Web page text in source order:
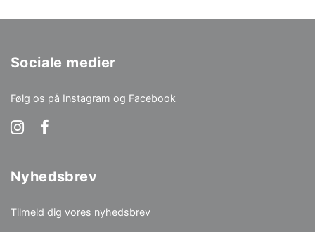
Sociale medier
Følg os på Instagram og Facebook
Nyhedsbrev
Tilmeld dig vores nyhedsbrev